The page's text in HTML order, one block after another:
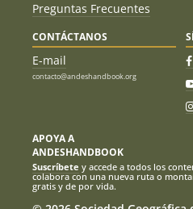
Preguntas Frecuentes
CONTÁCTANOS
E-mail
contacto@andeshandbook.org
APOYA A
ANDESHANDBOOK
Suscríbete y accede a todos los
colabora con una nueva ruta o
gratis y de por vida.